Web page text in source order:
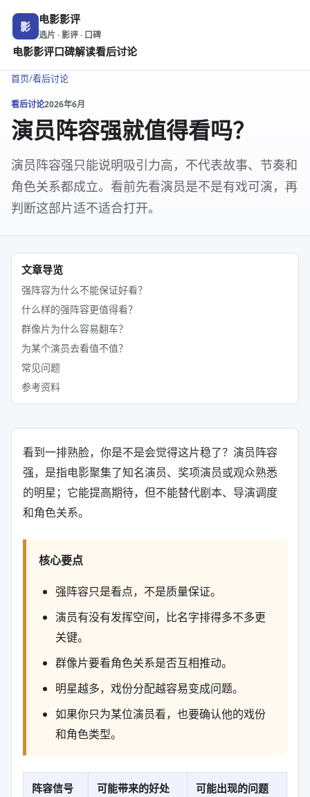
影
电影影评
选片 · 影评 · 口碑
电影影评口碑解读看后讨论
首页/看后讨论
看后讨论2026年6月
演员阵容强就值得看吗？
演员阵容强只能说明吸引力高，不代表故事、节奏和
角色关系都成立。看前先看演员是不是有戏可演，再
判断这部片适不适合打开。
文章导览
强阵容为什么不能保证好看？
什么样的强阵容更值得看？
群像片为什么容易翻车？
为某个演员去看值不值？
常见问题
参考资料
看到一排熟脸，你是不是会觉得这片稳了？演员阵容
强，是指电影聚集了知名演员、奖项演员或观众熟悉
的明星；它能提高期待，但不能替代剧本、导演调度
和角色关系。
核心要点
强阵容只是看点，不是质量保证。
演员有没有发挥空间，比名字排得多不多更
关键。
群像片要看角色关系是否互相推动。
明星越多，戏份分配越容易变成问题。
如果你只为某位演员看，也要确认他的戏份
和角色类型。
阵容信号 可能带来的好处 可能出现的问题